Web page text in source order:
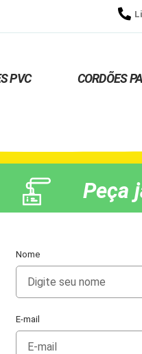
PVC CORDÕES
Peça
Nome
E-mail